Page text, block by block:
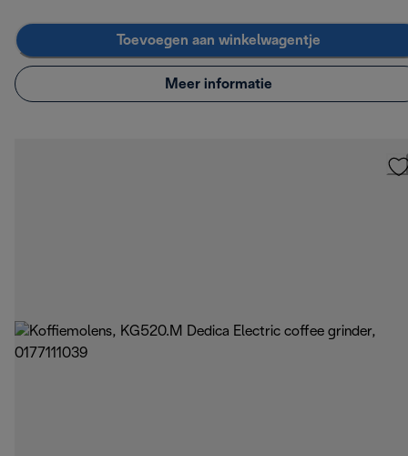
Toevoegen aan winkelwagentje
Meer informatie